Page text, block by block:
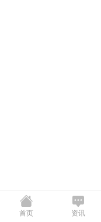
首页 资讯